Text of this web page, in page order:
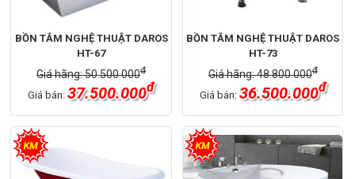
BỒN TẮM NGHỆ THUẬT DAROS
HT-67
Giá hãng: 50.500.000đ
Giá bán:37.500.000đ
BỒN TẮM NGHỆ THUẬT DAROS
HT-73
Giá hãng: 48.800.000đ
Giá bán: 36.500.000đ